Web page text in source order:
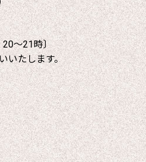
～21時〕
いたします。